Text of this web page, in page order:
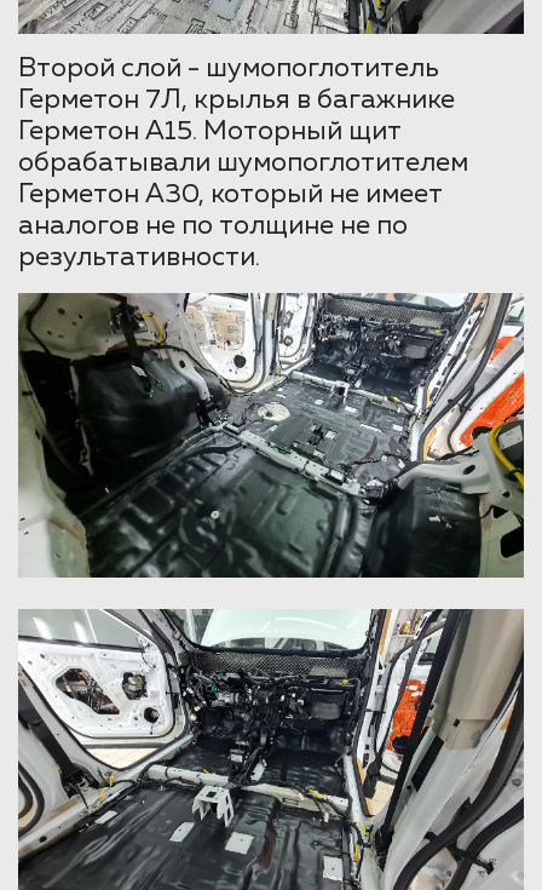
Второй слой - шумопоглотитель
Герметон 7Л, крылья в багажнике
Герметон А15. Моторный щит
обрабатывали шумопоглотителем
Герметон А30, который не имеет
аналогов не по толщине не по
результативности.